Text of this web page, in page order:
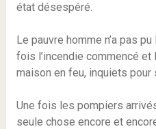
état désespéré.
Le pauvre homme n’a pas
fois l’incendie commencé
maison en feu, inquiets pour
Une fois les pompiers
seule chose encore et